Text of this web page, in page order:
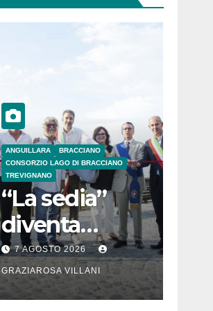
ANGUILLARA
BRACCIANO
CONSORZIO LAGO DI BRACCIANO
TREVIGNANO
“La sedia”
diventa
Belvedere sul
lago di
Bracciano: ieri
7 AGOSTO 2026
GRAZIAROSA VILLANI